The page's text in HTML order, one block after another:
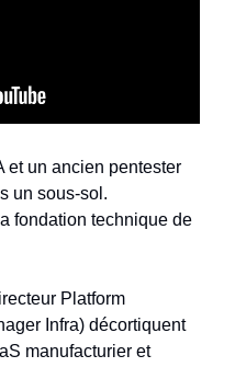
et un ancien pentester
un sous-sol.
fondation technique de
Platform
Infra) décortiquent
manufacturier et